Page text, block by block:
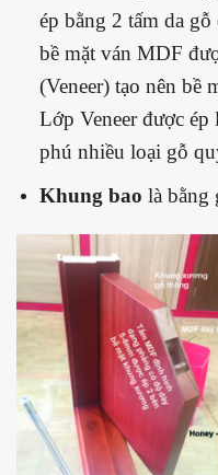
ép bằng 2 tấm da
bề mặt ván MDF
(Veneer) tạo nên bề
Lớp Veneer được ép
phú nhiều loại gỗ
Khung bao là bằng